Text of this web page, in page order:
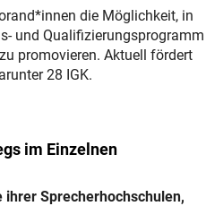
die Möglichkeit, in
und Qualifizierungsprogramm
promovieren. Aktuell fördert
28 IGK.
im Einzelnen
Sprecherhochschulen,